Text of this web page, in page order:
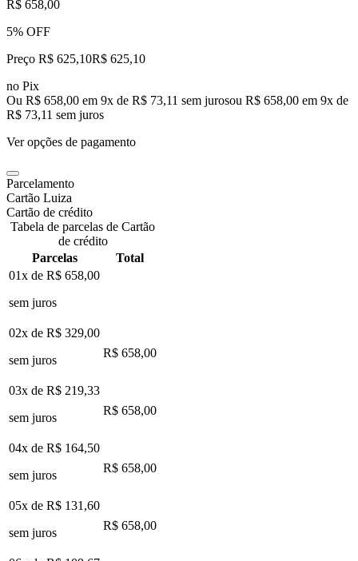
R$ 658,00
5% OFF
Preço R$ 625,10R$ 625,10
no Pix
Ou R$ 658,00 em 9x de R$ 73,11 sem jurosou R$ 658,00 em 9x de
R$ 73,11 sem juros
Ver opções de pagamento
Parcelamento
Cartão Luiza
Cartão de crédito
Tabela de parcelas de Cartão
de crédito
Parcelas
Total
01x de R$ 658,00
sem juros
02x de R$ 329,00
sem juros
R$ 658,00
03x de R$ 219,33
sem juros
R$ 658,00
04x de R$ 164,50
sem juros
R$ 658,00
05x de R$ 131,60
sem juros
R$ 658,00